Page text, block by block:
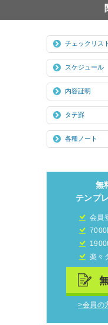
チェックリス
スケジュール
内容証明
タテ罫
各種ノート
無
テンプ
会員
7000
楽々
>会員の